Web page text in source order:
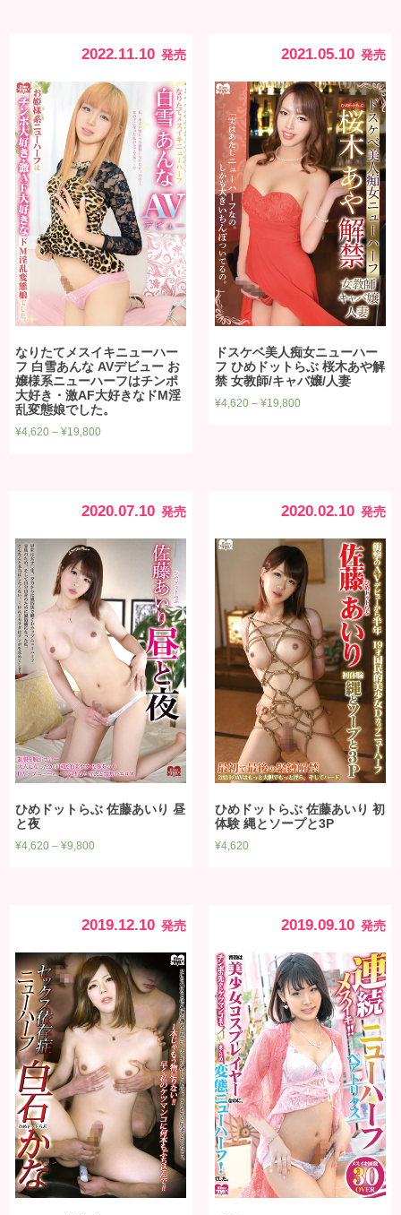
2022.11.10 発売
なりたてメスイキニューハー
フ 白雪あんな AVデビュー お
嬢様系ニューハーフはチンポ
大好き・激AF大好きなドM淫
乱変態娘でした。
¥4,620 – ¥19,800
2021.05.10 発売
ドスケベ美人痴女ニューハー
フ ひめドットらぶ 桜木あや解
禁 女教師/キャバ嬢/人妻
¥4,620– ¥19,800
2020.07.10 発売
ひめドットらぶ 佐藤あいり 昼
と夜
¥4,620 – ¥9,800
2020.02.10 発売
ひめドットらぶ 佐藤あいり 初
体験 縄とソープと3P
¥4,620
2019.12.10 発売 2019.09.10 発売